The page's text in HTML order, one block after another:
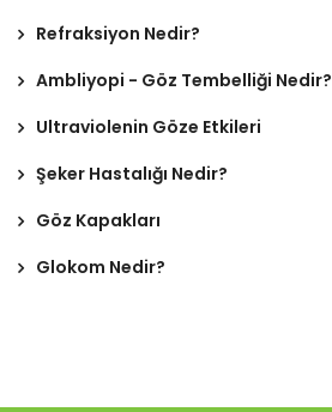
Refraksiyon Nedir?
Ambliyopi - Göz Tembelliği Nedir?
Ultraviolenin Göze Etkileri
Şeker Hastalığı Nedir?
Göz Kapakları
Glokom Nedir?